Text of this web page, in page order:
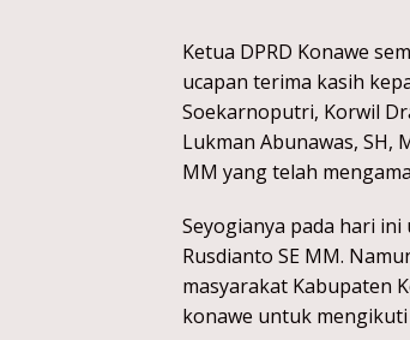
Ketua DPRD Konawe
ucapan terima kasih
Soekarnoputri, Korwil
Lukman Abunawas, SH,
MM yang telah
Seyogianya pada hari
Rusdianto SE MM.
masyarakat Kabupaten
konawe untuk mengikuti